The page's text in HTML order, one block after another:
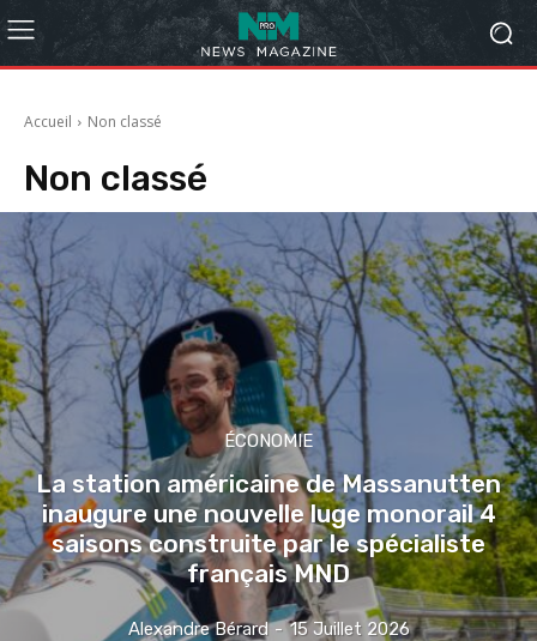
Accueil Non classé
Non classé
ÉCONOMIE
La station américaine de Massanutten
inaugure une nouvelle luge monorail 4
saisons construite par le spécialiste
français MND
Alexandre Bérard - 15 Juillet 2026